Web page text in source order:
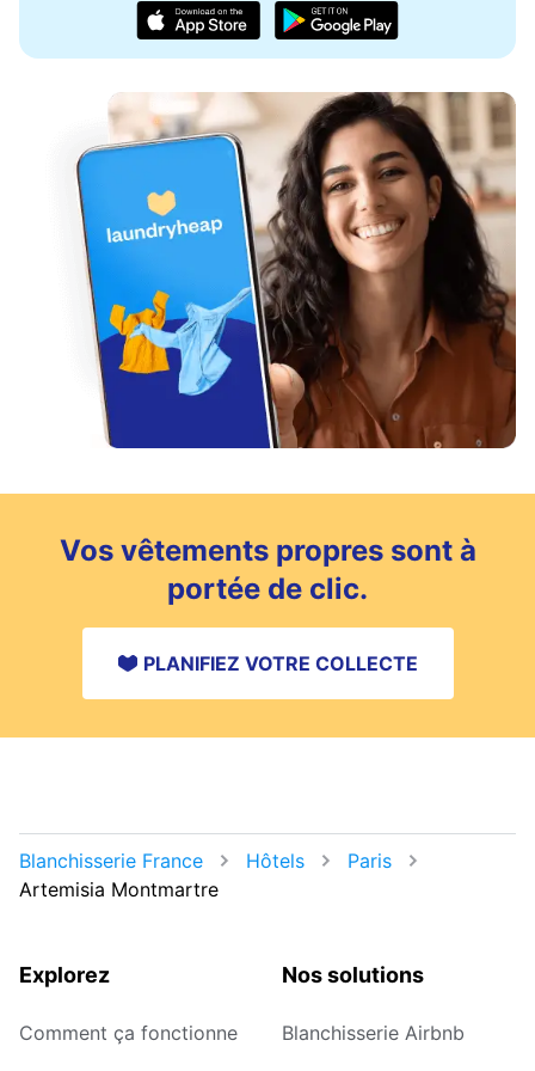
Vos vêtements propres sont à
portée de clic.
PLANIFIEZ VOTRE COLLECTE
Blanchisserie France Hôtels
Paris
Artemisia Montmartre
Explorez
Comment ça fonctionne
Nos solutions
Blanchisserie Airbnb